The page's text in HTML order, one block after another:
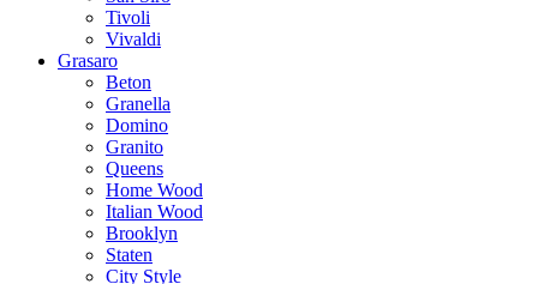
Tivoli
Vivaldi
Grasaro
Beton
Granella
Domino
Granito
Queens
Home Wood
Italian Wood
Brooklyn
Staten
City Style